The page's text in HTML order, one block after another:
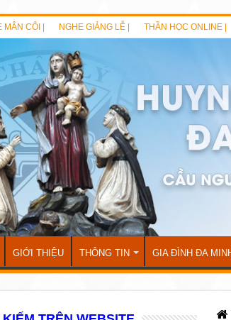
CÔI | NGHE GIẢNG LỄ | THẦN HỌC ONLINE |
GIỚI THIỆU THÔNG TIN GIA ĐÌNH ĐA